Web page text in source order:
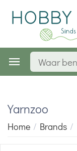
Yarnzoo
Home / Brands /